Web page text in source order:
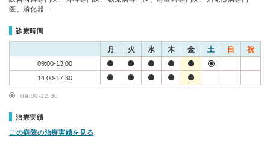
医、消化器…
診療時間
月 火 水 木 金 土 日 祝
09:00-13:00
14:00-17:30
09:00-12:30
治療実績
この病院の治療実績を見る